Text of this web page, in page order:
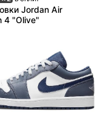
Jordan Air
4 "Olive"